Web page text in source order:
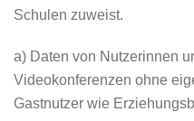
Schulen zuweist.
a) Daten von Nutzerinnen
Videokonferenzen ohne
Gastnutzer wie